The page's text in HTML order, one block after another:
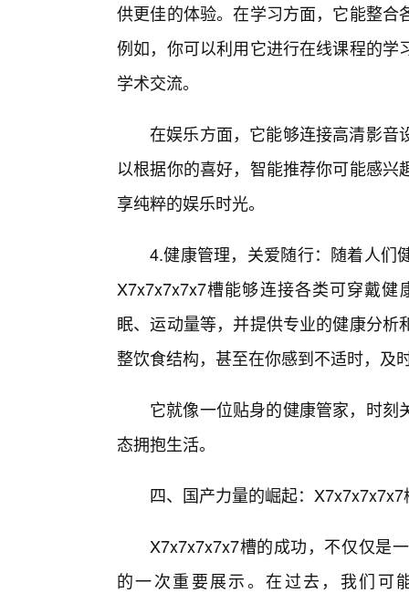
供更佳的体验。在学习方面，它能整
例如，你可以利用它进行在线课程的
学术交流。
在娱乐方面，它能够连接高清影音
以根据你的喜好，智能推荐你可能感
享纯粹的娱乐时光。
4.健康管理，关爱随行：随着人们
X7x7x7x7x7槽能够连接各类可穿戴
眠、运动量等，并提供专业的健康分
整饮食结构，甚至在你感到不适时，及
它就像一位贴身的健康管家，时
态拥抱生活。
四、国产力量的崛起：
X7x7x7x7x7槽的成功，不仅仅是
的一次重要展示。在过去，我们可